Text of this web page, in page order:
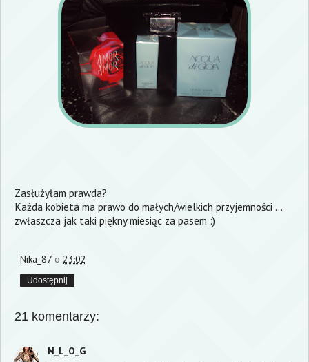
Zasłużyłam prawda?
Każda kobieta ma prawo do małych/wielkich przyjemności ...
zwłaszcza jak taki piękny miesiąc za pasem :)
Nika_87 o 23:02
Udostępnij
21 komentarzy:
N_L_O_G